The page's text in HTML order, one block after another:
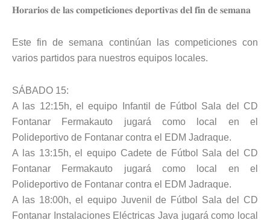
𝐇𝐨𝐫𝐚𝐫𝐢𝐨𝐬 𝐝𝐞 𝐥𝐚𝐬 𝐜𝐨𝐦𝐩𝐞𝐭𝐢𝐜𝐢𝐨𝐧𝐞𝐬 𝐝𝐞𝐩𝐨𝐫𝐭𝐢𝐯𝐚𝐬 𝐝𝐞𝐥 𝐟𝐢𝐧 𝐝𝐞 𝐬𝐞𝐦𝐚𝐧𝐚
Este fin de semana continúan las competiciones con
varios partidos para nuestros equipos locales.
SÁBADO 15:
A las 12:15h, el equipo Infantil de Fútbol Sala del CD
Fontanar Fermakauto jugará como local en el
Polideportivo de Fontanar contra el EDM Jadraque.
A las 13:15h, el equipo Cadete de Fútbol Sala del CD
Fontanar Fermakauto jugará como local en el
Polideportivo de Fontanar contra el EDM Jadraque.
A las 18:00h, el equipo Juvenil de Fútbol Sala del CD
Fontanar Instalaciones Eléctricas Java jugará como local